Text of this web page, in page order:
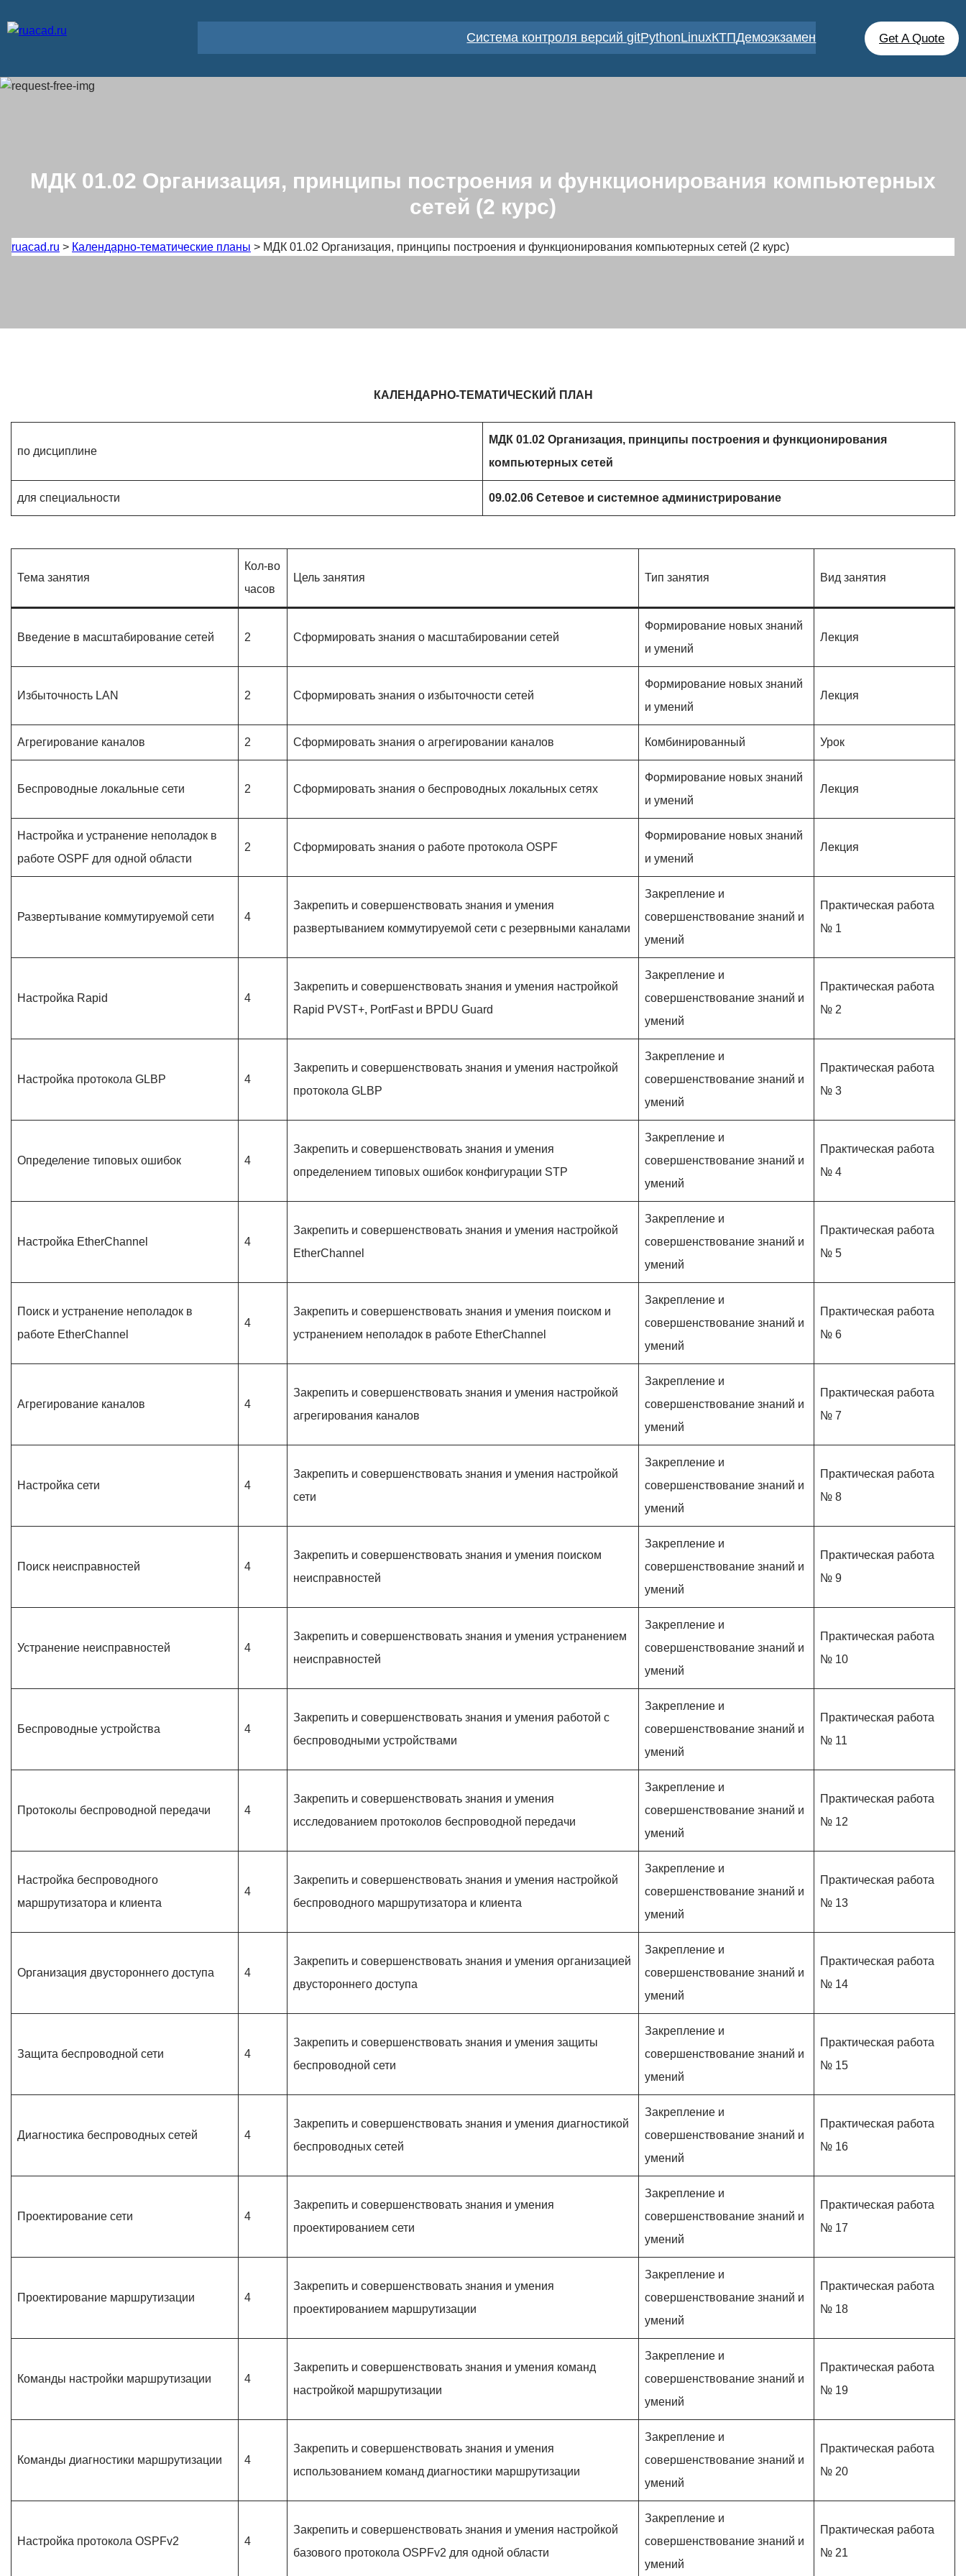
Cистема контроля версий gitPythonLinuxКТПДемоэкзамен Get A Quote
МДК 01.02 Организация, принципы построения и функционирования компьютерных
сетей (2 курс)
ruacad.ru > Календарно-тематические планы > МДК 01.02 Организация, принципы построения и функционирования компьютерных сетей (2 курс)
КАЛЕНДАРНО-ТЕМАТИЧЕСКИЙ ПЛАН
по дисциплине
МДК 01.02 Организация, принципы построения и функционирования
компьютерных сетей
для специальности 09.02.06 Сетевое и системное администрирование
Тема занятия
Кол-во
часов
Цель занятия Тип занятия Вид занятия
Введение в масштабирование сетей 2 Сформировать знания о масштабировании сетей
Формирование новых знаний
и умений
Лекция
Избыточность LAN 2 Сформировать знания о избыточности сетей
Формирование новых знаний
и умений
Лекция
Агрегирование каналов 2 Сформировать знания о агрегировании каналов Комбинированный Урок
Беспроводные локальные сети 2 Сформировать знания о беспроводных локальных сетях
Формирование новых знаний
и умений
Лекция
Настройка и устранение неполадок в
работе OSPF для одной области
2 Сформировать знания о работе протокола OSPF
Формирование новых знаний
и умений
Лекция
Развертывание коммутируемой сети 4
Закрепить и совершенствовать знания и умения
развертыванием коммутируемой сети с резервными каналами
Закрепление и
совершенствование знаний и
умений
Практическая работа
№ 1
Настройка Rapid 4
Закрепить и совершенствовать знания и умения настройкой
Rapid PVST+, PortFast и BPDU Guard
Закрепление и
совершенствование знаний и
умений
Практическая работа
№ 2
Настройка протокола GLBP 4
Закрепить и совершенствовать знания и умения настройкой
протокола GLBP
Закрепление и
совершенствование знаний и
умений
Практическая работа
№ 3
Определение типовых ошибок 4
Закрепить и совершенствовать знания и умения
определением типовых ошибок конфигурации STP
Закрепление и
совершенствование знаний и
умений
Практическая работа
№ 4
Настройка EtherChannel 4
Закрепить и совершенствовать знания и умения настройкой
EtherChannel
Закрепление и
совершенствование знаний и
умений
Практическая работа
№ 5
Поиск и устранение неполадок в
работе EtherChannel
4
Закрепить и совершенствовать знания и умения поиском и
устранением неполадок в работе EtherChannel
Закрепление и
совершенствование знаний и
умений
Практическая работа
№ 6
Агрегирование каналов 4
Закрепить и совершенствовать знания и умения настройкой
агрегирования каналов
Закрепление и
совершенствование знаний и
умений
Практическая работа
№ 7
Настройка сети 4
Закрепить и совершенствовать знания и умения настройкой
сети
Закрепление и
совершенствование знаний и
умений
Практическая работа
№ 8
Поиск неисправностей 4
Закрепить и совершенствовать знания и умения поиском
неисправностей
Закрепление и
совершенствование знаний и
умений
Практическая работа
№ 9
Устранение неисправностей 4
Закрепить и совершенствовать знания и умения устранением
неисправностей
Закрепление и
совершенствование знаний и
умений
Практическая работа
№ 10
Беспроводные устройства 4
Закрепить и совершенствовать знания и умения работой с
беспроводными устройствами
Закрепление и
совершенствование знаний и
умений
Практическая работа
№ 11
Протоколы беспроводной передачи 4
Закрепить и совершенствовать знания и умения
исследованием протоколов беспроводной передачи
Закрепление и
совершенствование знаний и
умений
Практическая работа
№ 12
Настройка беспроводного
маршрутизатора и клиента
4
Закрепить и совершенствовать знания и умения настройкой
беспроводного маршрутизатора и клиента
Закрепление и
совершенствование знаний и
умений
Практическая работа
№ 13
Организация двустороннего доступа 4
Закрепить и совершенствовать знания и умения организацией
двустороннего доступа
Закрепление и
совершенствование знаний и
умений
Практическая работа
№ 14
Защита беспроводной сети 4
Закрепить и совершенствовать знания и умения защиты
беспроводной сети
Закрепление и
совершенствование знаний и
умений
Практическая работа
№ 15
Диагностика беспроводных сетей 4
Закрепить и совершенствовать знания и умения диагностикой
беспроводных сетей
Закрепление и
совершенствование знаний и
умений
Практическая работа
№ 16
Проектирование сети 4
Закрепить и совершенствовать знания и умения
проектированием сети
Закрепление и
совершенствование знаний и
умений
Практическая работа
№ 17
Проектирование маршрутизации 4
Закрепить и совершенствовать знания и умения
проектированием маршрутизации
Закрепление и
совершенствование знаний и
умений
Практическая работа
№ 18
Команды настройки маршрутизации 4
Закрепить и совершенствовать знания и умения команд
настройкой маршрутизации
Закрепление и
совершенствование знаний и
умений
Практическая работа
№ 19
Команды диагностики маршрутизации 4
Закрепить и совершенствовать знания и умения
использованием команд диагностики маршрутизации
Закрепление и
совершенствование знаний и
умений
Практическая работа
№ 20
Настройка протокола OSPFv2 4
Закрепить и совершенствовать знания и умения настройкой
базового протокола OSPFv2 для одной области
Закрепление и
совершенствование знаний и
умений
Практическая работа
№ 21